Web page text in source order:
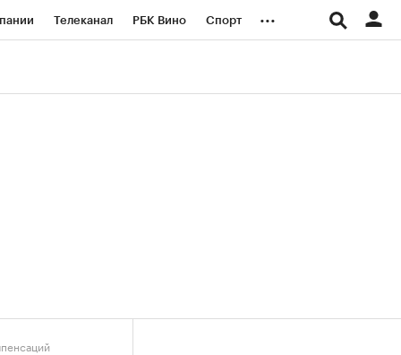
Телеканал РБК Вино Спорт ...